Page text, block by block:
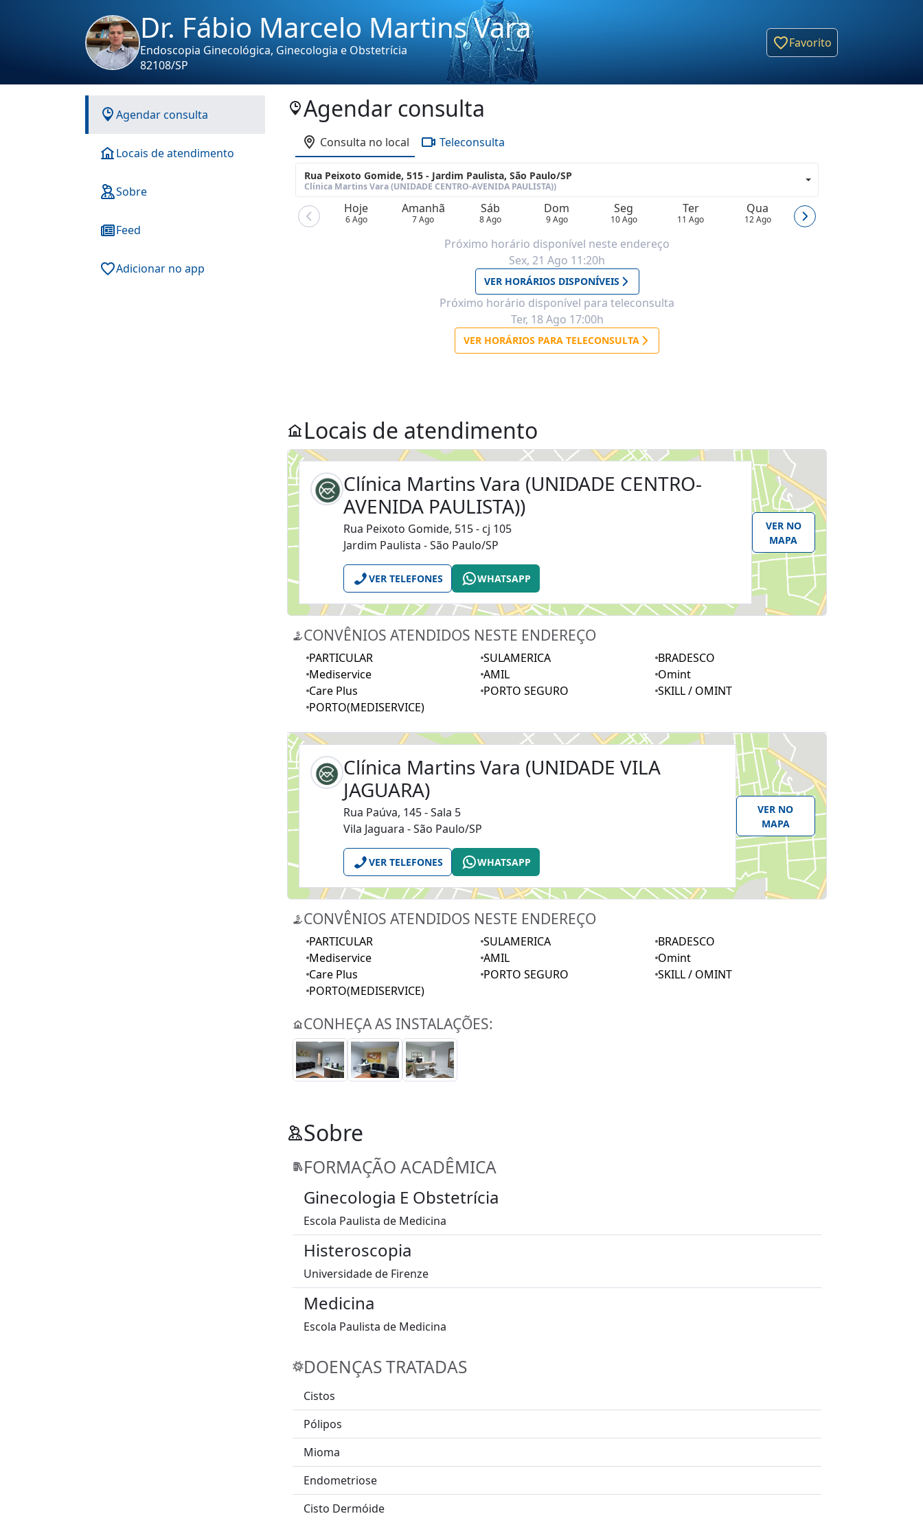
Dr. Fábio Marcelo Martins Vara
Endoscopia Ginecológica, Ginecologia e Obstetrícia
82108/SP
Favorito
Agendar consulta
Locais de atendimento
Sobre
Feed
Adicionar no app
Agendar consulta
Locais de atendimento
Clínica Martins Vara (UNIDADE CENTRO-
AVENIDA PAULISTA))
Rua Peixoto Gomide, 515 - cj 105
Jardim Paulista - São Paulo/SP
VER TELEFONES WHATSAPP
VER NO
MAPA
CONVÊNIOS ATENDIDOS NESTE ENDEREÇO
PARTICULAR SULAMERICA
BRADESCO
Mediservice
AMIL
Omint
Care Plus
PORTO SEGURO
SKILL / OMINT
PORTO(MEDISERVICE)
Clínica Martins Vara (UNIDADE VILA
JAGUARA)
Rua Paúva, 145 - Sala 5
Vila Jaguara - São Paulo/SP
VER TELEFONES WHATSAPP
VER NO
MAPA
CONVÊNIOS ATENDIDOS NESTE ENDEREÇO
PARTICULAR SULAMERICA
BRADESCO
Mediservice
AMIL
Omint
Care Plus
PORTO SEGURO
SKILL / OMINT
PORTO(MEDISERVICE)
CONHEÇA AS INSTALAÇÕES:
Sobre
FORMAÇÃO ACADÊMICA
Ginecologia E Obstetrícia
Escola Paulista de Medicina
Histeroscopia
Universidade de Firenze
Medicina
Escola Paulista de Medicina
DOENÇAS TRATADAS
Cistos
Pólipos
Mioma
Endometriose
Cisto Dermóide